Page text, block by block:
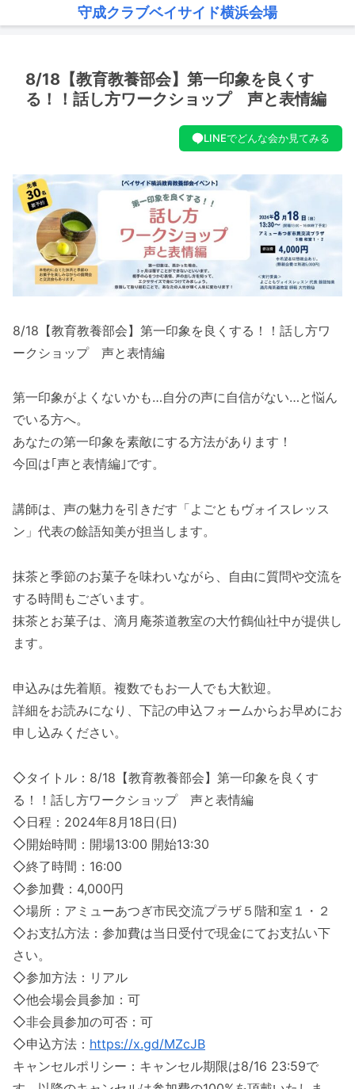
守成クラブベイサイド横浜会場
8/18【教育教養部会】第一印象を良くす
る！！話し方ワークショップ 声と表情編
LINEでどんな会か見てみる
8/18【教育教養部会】第一印象を良くする！！話し方ワ
ークショップ 声と表情編
第一印象がよくないかも…自分の声に自信がない…と悩ん
でいる方へ。
あなたの第一印象を素敵にする方法があります！
今回は｢声と表情編｣です。
講師は、声の魅力を引きだす「よごともヴォイスレッス
ン」代表の餘語知美が担当します。
抹茶と季節のお菓子を味わいながら、自由に質問や交流を
する時間もございます。
抹茶とお菓子は、滴月庵茶道教室の大竹鶴仙社中が提供し
ます。
申込みは先着順。複数でもお一人でも大歓迎。
詳細をお読みになり、下記の申込フォームからお早めにお
申し込みください。
◇タイトル：8/18【教育教養部会】第一印象を良くす
る！！話し方ワークショップ 声と表情編
◇日程：2024年8月18日(日)
◇開始時間：開場13:00 開始13:30
◇終了時間：16:00
◇参加費：4,000円
◇場所：アミューあつぎ市民交流プラザ５階和室１・２
◇お支払方法：参加費は当日受付で現金にてお支払い下
さい。
◇参加方法：リアル
◇他会場会員参加：可
◇非会員参加の可否：可
◇申込方法： https://x.gd/MZcJB
キャンセルポリシー：キャンセル期限は8/16 23:59で